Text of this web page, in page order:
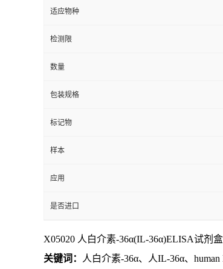
适应物种
检测限
数量
包装规格
标记物
样本
应用
是否进口
X05020 人白介素-36α(IL-36α)ELISA试剂
关键词：
人白介素-36α、人IL-36α、human